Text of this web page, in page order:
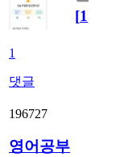
1
댓글
[1]
196727
영어공부